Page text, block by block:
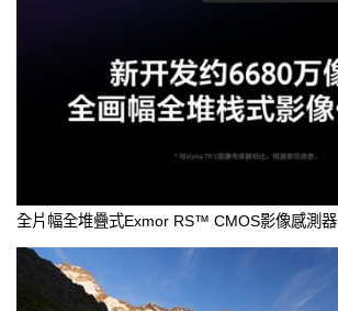
全片幅全堆疊式Exmor RS™ CMOS影像感測器